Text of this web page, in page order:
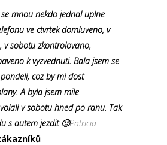
se mnou nekdo jednal uplne
ve ctvrtek domluveno, v
v sobotu zkontrolovano,
k vyzvednuti. Bala jsem se
coz by mi dost
A byla jsem mile
v sobotu hned po ranu. Tak
s autem jezdit 🙂Patricia